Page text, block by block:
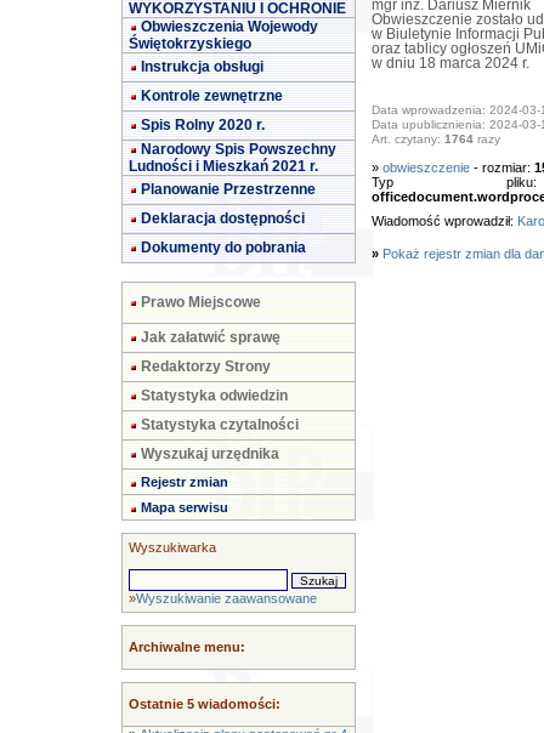
WYKORZYSTANIU I OCHRONIE
Obwieszczenia Wojewody
Świętokrzyskiego
Instrukcja obsługi
Kontrole zewnętrzne
Spis Rolny 2020 r.
Narodowy Spis Powszechny
Ludności i Mieszkań 2021 r.
Planowanie Przestrzenne
Deklaracja dostępności
Dokumenty do pobrania
Prawo Miejscowe
Jak załatwić sprawę
Redaktorzy Strony
Statystyka odwiedzin
Statystyka czytalności
Wyszukaj urzędnika
Rejestr zmian
Mapa serwisu
Wyszukiwarka
»Wyszukiwanie zaawansowane
Archiwalne menu:
Ostatnie 5 wiadomości:
mgr inż. Dariusz Miernik
Obwieszczenie zostało
w Biuletynie Informacji
oraz tablicy ogłoszeń
w dniu 18 marca 2024 r.
Data wprowadzenia: 2024-03-
Data upublicznienia: 2024-03-
Art. czytany: 1764razy
» obwieszczenie- rozmiar:
Typ
Wiadomość wprowadził:
» Pokaż rejestr zmian dla